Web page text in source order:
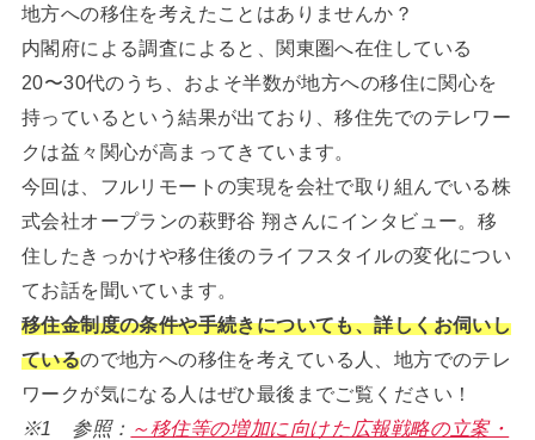
地方への移住を考えたことはありませんか？
内閣府による調査によると、関東圏へ在住している
20〜30代のうち、およそ半数が地方への移住に関心を
持っているという結果が出ており、移住先でのテレワー
クは益々関心が高まってきています。
今回は、フルリモートの実現を会社で取り組んでいる株
式会社オープランの萩野谷 翔さんにインタビュー。移
住したきっかけや移住後のライフスタイルの変化につい
てお話を聞いています。
移住金制度の条件や手続きについても、詳しくお伺いし
ているので地方への移住を考えている人、地方でのテレ
ワークが気になる人はぜひ最後までご覧ください！
※1 参照： ～移住等の増加に向けた広報戦略の立案・